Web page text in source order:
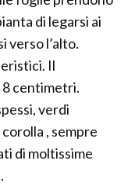
di legarsi ai
verso l’alto.
Il
8 centimetri.
verdi
, sempre
di moltissime